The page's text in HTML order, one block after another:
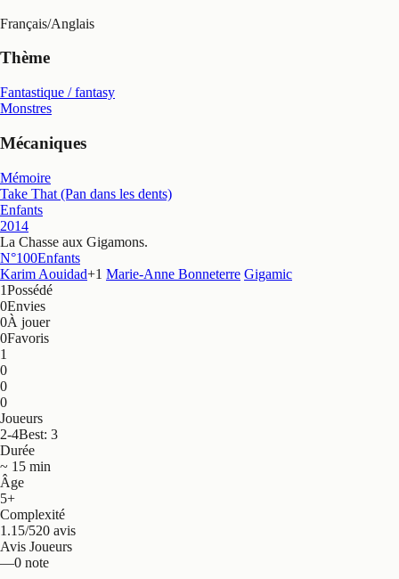
Français/Anglais
Thème
Fantastique / fantasy
Monstres
Mécaniques
Mémoire
Take That (Pan dans les dents)
Enfants
2014
La Chasse aux Gigamons.
N°100Enfants
Karim Aouidad+1 Marie-Anne Bonneterre Gigamic
1Possédé
0Envies
0À jouer
0Favoris
1
0
0
0
Joueurs
2-4Best: 3
Durée
~ 15 min
Âge
5+
Complexité
1.15/520 avis
Avis Joueurs
—0 note